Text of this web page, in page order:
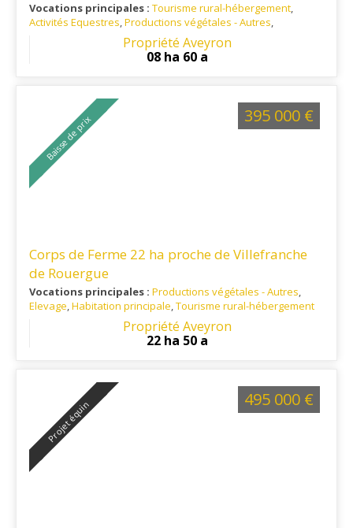
Vocations principales : Tourisme rural-hébergement,
Activités Equestres,Productions végétales - Autres,
Investisseur / Placement
: Secteur Villeneuve d'Aveyron.
Propriété Aveyron
08 ha 60 a
Baisse de prix
Corps de Ferme 22 ha proche de Villefranche
de Rouergue
Vocations principales : Productions végétales - Autres,
Elevage,Habitation principale,Tourisme rural-hébergement
: Entre VILLEFRANCHE DE ROUERGUE et
Propriété Aveyron
22 ha 50 a
395 000 €
Projet équin 495 000 €